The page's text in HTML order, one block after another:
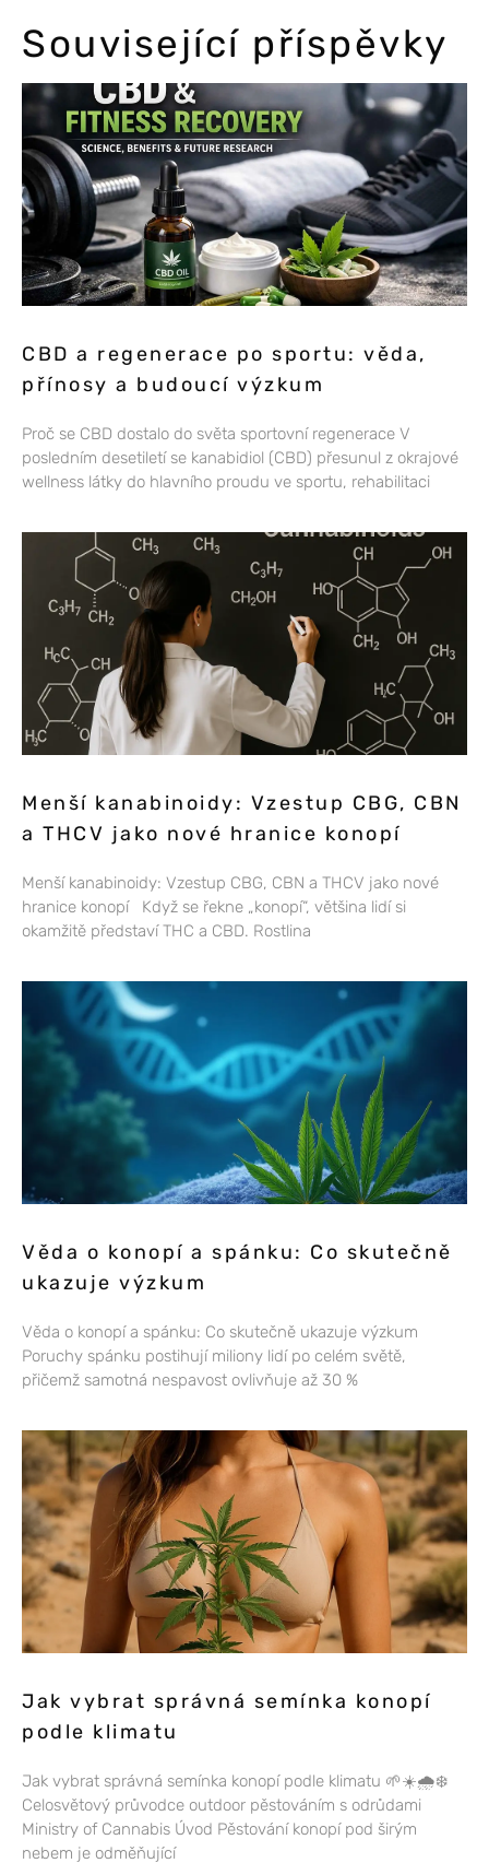
Související příspěvky
CBD a regenerace po sportu: věda,
přínosy a budoucí výzkum
Proč se CBD dostalo do světa sportovní regenerace V
posledním desetiletí se kanabidiol (CBD) přesunul z okrajové
wellness látky do hlavního proudu ve sportu, rehabilitaci
Menší kanabinoidy: Vzestup CBG, CBN
a THCV jako nové hranice konopí
Menší kanabinoidy: Vzestup CBG, CBN a THCV jako nové
hranice konopí Když se řekne „konopí“, většina lidí si
okamžitě představí THC a CBD. Rostlina
Věda o konopí a spánku: Co skutečně
ukazuje výzkum
Věda o konopí a spánku: Co skutečně ukazuje výzkum
Poruchy spánku postihují miliony lidí po celém světě,
přičemž samotná nespavost ovlivňuje až 30 %
Jak vybrat správná semínka konopí
podle klimatu
Jak vybrat správná semínka konopí podle klimatu 🌱☀️🌧️❄️
Celosvětový průvodce outdoor pěstováním s odrůdami
Ministry of Cannabis Úvod Pěstování konopí pod širým
nebem je odměňující